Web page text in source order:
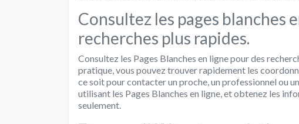
Consultez les pages blanches
recherches plus rapides.
Consultez les Pages Blanches en ligne pour des
pratique, vous pouvez trouver rapidement les
ce soit pour contacter un proche, un professionnel ou
utilisant les Pages Blanches en ligne, et obtenez les
seulement.